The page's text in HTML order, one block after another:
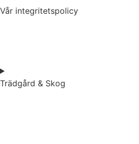
Vår integritetspolicy
Trädgård & Skog